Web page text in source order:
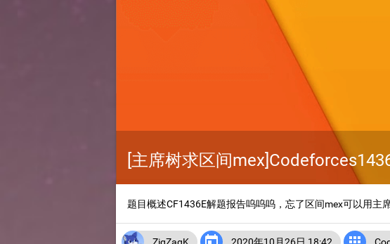
[主席树求区间
题目概述CF1436E解题报告呜呜呜，忘了区间mex可以用主